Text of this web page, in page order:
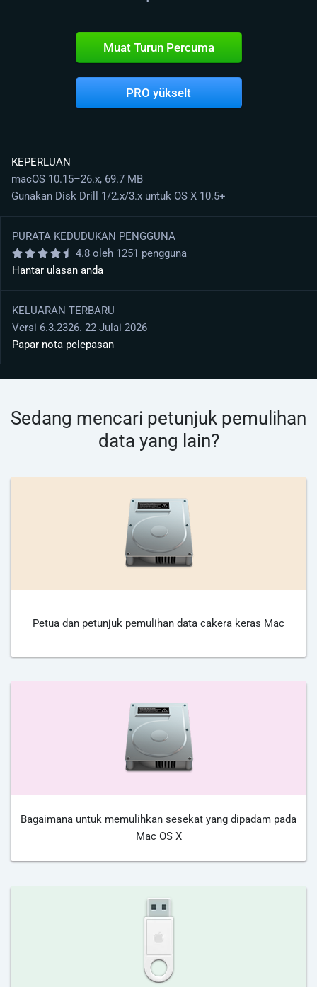
Muat Turun Percuma
PRO yükselt
KEPERLUAN
macOS 10.15–26.x, 69.7 MB
Gunakan Disk Drill 1/2.x/3.x untuk OS X 10.5+
PURATA KEDUDUKAN PENGGUNA
4.8 oleh 1251 pengguna
Hantar ulasan anda
KELUARAN TERBARU
Versi 6.3.2326. 22 Julai 2026
Papar nota pelepasan
Sedang mencari petunjuk pemulihan
data yang lain?
Petua dan petunjuk pemulihan data cakera keras Mac
Bagaimana untuk memulihkan sesekat yang dipadam pada
Mac OS X